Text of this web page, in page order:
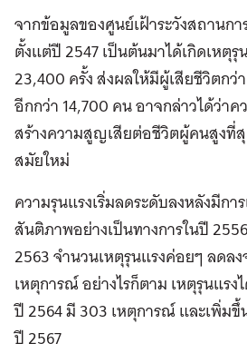
จากข้อมูลของศูนย์เฝ้าระวังสถานก
ตั้งแต่ปี 2547 เป็นต้นมาได้เกิดเหตุ
23,400 ครั้ง ส่งผลให้มีผู้เสียชีวิตกว่
อีกกว่า 14,700 คน อาจกล่าวได้ว่า
สร้างความสูญเสียต่อชีวิตผู้คนสูงที่
สมัยใหม่
ความรุนแรงเริ่มลดระดับลงหลังมีกา
สันติภาพอย่างเป็นทางการในปี
2563 จำนวนเหตุรุนแรงค่อยๆ ลดลง
เหตุการณ์ อย่างไรก็ตาม เหตุรุนแร
ปี 2564 มี 303 เหตุการณ์ และเพิ่ม
ปี 2567